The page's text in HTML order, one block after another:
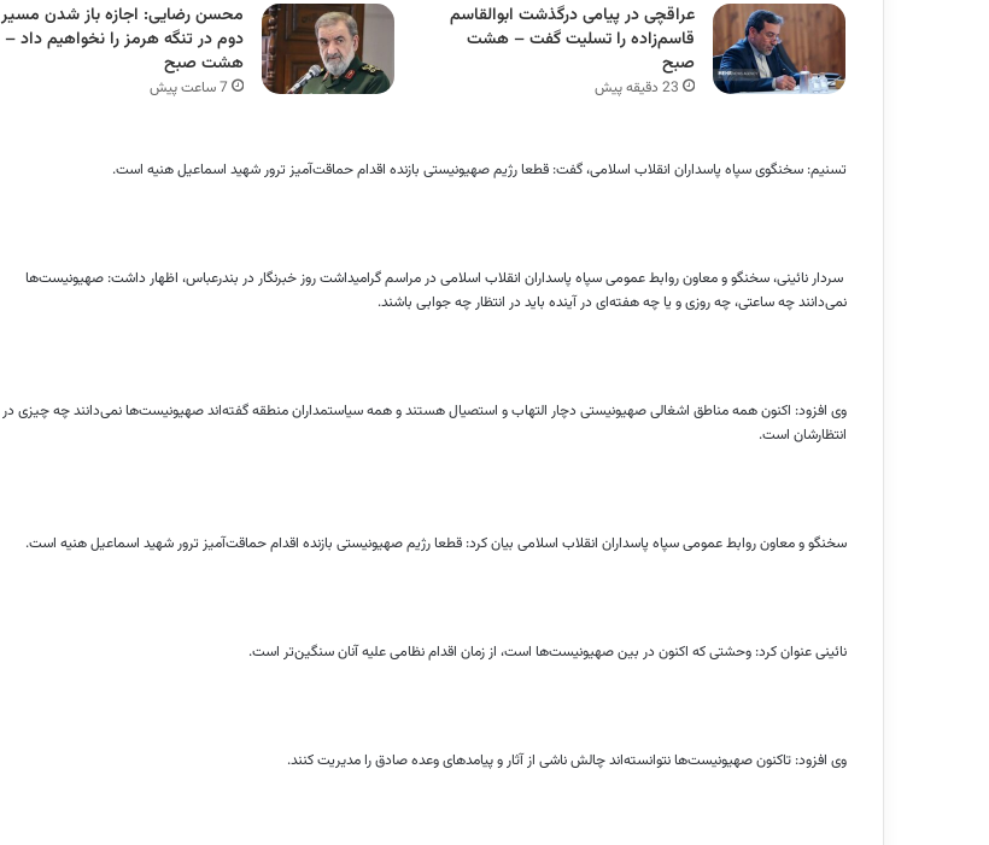
عراقچی در پیامی درگذشت ابوالقاسم
قاسم‌زاده را تسلیت گفت – هشت
صبح
23 دقیقه پیش
محسن رضایی: اجازه باز شدن مسیر
دوم در تنگه هرمز را نخواهیم داد –
هشت صبح
7 ساعت پیش
تسنیم: سخنگوی سپاه پاسداران انقلاب اسلامی، گفت: قطعا رژیم صهیونیستی بازنده اقدام حماقت‌آمیز ترور شهید اسماعیل هنیه است.
سردار نائینی، سخنگو و معاون روابط عمومی سپاه پاسداران انقلاب اسلامی در مراسم گرامیداشت روز خبرنگار در بندرعباس، اظهار داشت: صهیونیست‌ها
نمی‌دانند چه ساعتی، چه روزی و یا چه هفته‌ای در آینده باید در انتظار چه جوابی باشند.
وی افزود: اکنون همه مناطق اشغالی صهیونیستی دچار التهاب و استصیال هستند و همه سیاستمداران منطقه گفته‌اند صهیونیست‌ها نمی‌دانند چه چیزی در
انتظارشان است.
سخنگو و معاون روابط عمومی سپاه پاسداران انقلاب اسلامی بیان کرد: قطعا رژیم صهیونیستی بازنده اقدام حماقت‌آمیز ترور شهید اسماعیل هنیه است.
نائینی عنوان کرد: وحشتی که اکنون در بین صهیونیست‌ها است، از زمان اقدام نظامی علیه آنان سنگین‌تر است.
وی افزود: تاکنون صهیونیست‌ها نتوانسته‌اند چالش ناشی از آثار و پیامد‌های وعده صادق را مدیریت کنند.